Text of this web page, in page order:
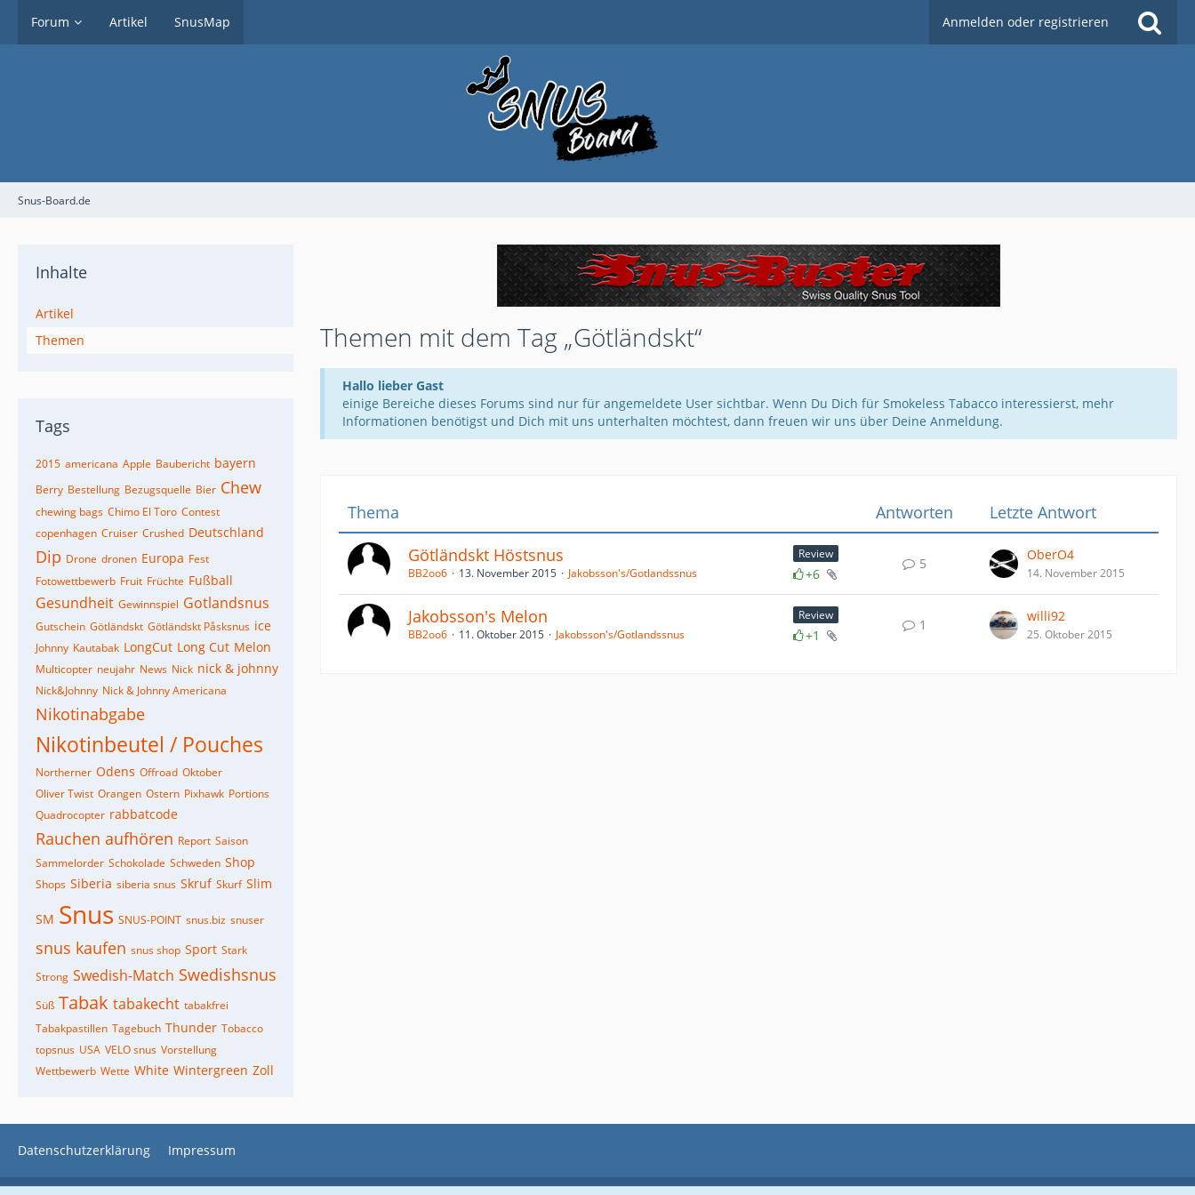
Forum Artikel SnusMap Anmelden oder registrieren
Snus-Board.de
Inhalte
Artikel
Themen
Tags
2015 americana Apple Baubericht bayern
Berry Bestellung Bezugsquelle Bier Chew
chewing bags Chimo El Toro Contest
copenhagen Cruiser Crushed Deutschland
Dip Drone dronen Europa Fest
Fotowettbewerb Fruit Früchte Fußball
Gesundheit Gewinnspiel Gotlandsnus
Gutschein Götländskt Götländskt Påsksnus ice
Johnny Kautabak LongCut Long Cut Melon
Multicopter neujahr News Nick nick & johnny
Nick&Johnny Nick & Johnny Americana
Nikotinabgabe
Nikotinbeutel / Pouches
Northerner Odens Offroad Oktober
Oliver Twist Orangen Ostern Pixhawk Portions
Quadrocopter rabbatcode
Rauchen aufhören Report Saison
Sammelorder Schokolade Schweden Shop
Shops Siberia siberia snus Skruf Skurf Slim
SM Snus SNUS-POINT snus.biz snuser
snus kaufen snus shop Sport Stark
Strong Swedish-Match Swedishsnus
Süß Tabak tabakecht tabakfrei
Tabakpastillen Tagebuch Thunder Tobacco
topsnus USA VELO snus Vorstellung
Wettbewerb Wette White Wintergreen Zoll
Themen mit dem Tag „Götländskt“
Hallo lieber Gast
einige Bereiche dieses Forums sind nur für angemeldete User sichtbar. Wenn Du Dich für Smokeless Tabacco interessierst, mehr
Informationen benötigst und Dich mit uns unterhalten möchtest, dann freuen wir uns über Deine Anmeldung.
Thema Antworten Letzte Antwort
Review
Götländskt Höstsnus
+6
BB2oo6 13. November 2015 Jakobsson's/Gotlandssnus
5
OberO4
14. November 2015
Review
Jakobsson's Melon
+1
BB2oo6 11. Oktober 2015 Jakobsson's/Gotlandssnus
1
willi92
25. Oktober 2015
Datenschutzerklärung Impressum